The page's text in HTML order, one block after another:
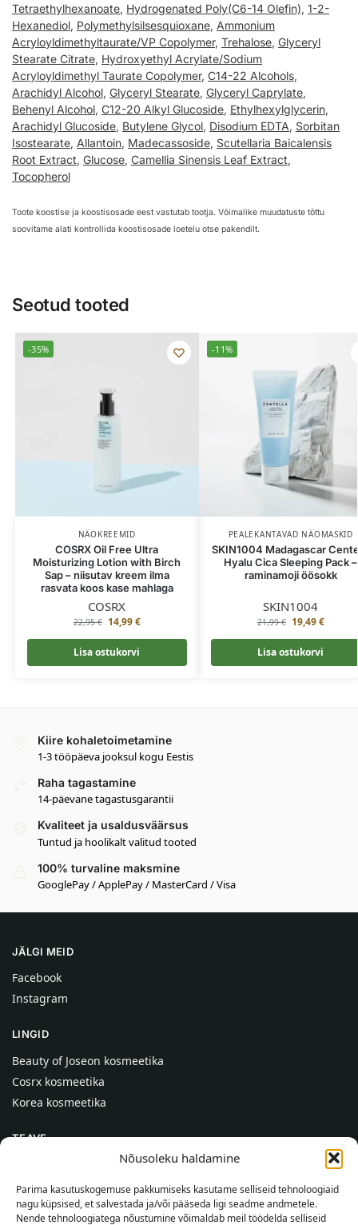
Nõusoleku haldamine
Parima kasutuskogemuse pakkumiseks kasutame selliseid tehnoloogiaid
nagu küpsised, et salvestada ja/või pääseda ligi seadme andmetele.
Nende tehnoloogiatega nõustumine võimaldab meil töödelda selliseid
Tetraethylhexanoate, Hydrogenated Poly(C6-14 Olefin), 1-2-
Hexanediol, Polymethylsilsesquioxane, Ammonium
Acryloyldimethyltaurate/VP Copolymer, Trehalose, Glyceryl
Stearate Citrate, Hydroxyethyl Acrylate/Sodium
Acryloyldimethyl Taurate Copolymer, C14-22 Alcohols,
Arachidyl Alcohol, Glyceryl Stearate, Glyceryl Caprylate,
Behenyl Alcohol, C12-20 Alkyl Glucoside, Ethylhexylglycerin,
Arachidyl Glucoside, Butylene Glycol, Disodium EDTA, Sorbitan
Isostearate, Allantoin, Madecassoside, Scutellaria Baicalensis
Root Extract, Glucose, Camellia Sinensis Leaf Extract,
Tocopherol
Toote koostise ja koostisosade eest vastutab tootja. Võimalike muudatuste tõttu
soovitame alati kontrollida koostisosade loetelu otse pakendilt.
Seotud tooted
-35%
NÄOKREEMID
COSRX Oil Free Ultra
Moisturizing Lotion with Birch
Sap – niisutav kreem ilma
rasvata koos kase mahlaga
COSRX
22,95€ 14,99€
Lisa ostukorvi
-11%
PEALEKANTAVAD NÄOMASKID
SKIN1004 Madagascar
Hyalu Cica Sleeping Pack –
raminamoji öösokk
SKIN1004
21,99€ 19,49€
Lisa ostukorvi
Kiire kohaletoimetamine
1-3 tööpäeva jooksul kogu Eestis
Raha tagastamine
14-päevane tagastusgarantii
Kvaliteet ja usaldusväärsus
Tuntud ja hoolikalt valitud tooted
100% turvaline maksmine
GooglePay / ApplePay / MasterCard / Visa
JÄLGI MEID
Facebook
Instagram
LINGID
Beauty of Joseon kosmeetika
Cosrx kosmeetika
Korea kosmeetika
TEAVE
Kontaktid
Abi